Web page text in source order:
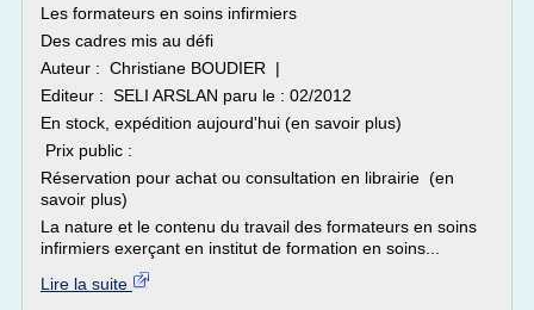
Les formateurs en soins infirmiers
Des cadres mis au défi
Auteur : Christiane BOUDIER |
Editeur : SELI ARSLAN paru le : 02/2012
En stock, expédition aujourd'hui (en savoir plus)
Prix public :
Réservation pour achat ou consultation en librairie (en
savoir plus)
La nature et le contenu du travail des formateurs en soins
infirmiers exerçant en institut de formation en soins...
Lire la suite